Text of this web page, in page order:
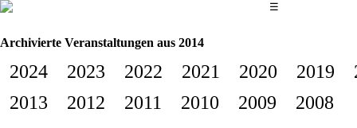
Das
☰
Archivierte Veranstaltungen aus 2014
2024 2023 2022 2021 2020 2019
2013
2012 2011 2010 2009 2008